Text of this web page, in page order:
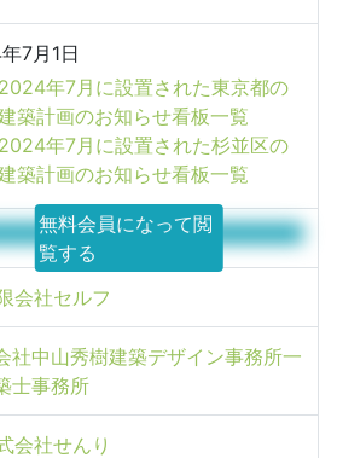
7月1日
2024年7月に設置された東京都の
築計画のお知らせ看板一覧
2024年7月に設置された杉並区の
築計画のお知らせ看板一覧
100%
無料会員になって閲
覧する
会社セルフ
社中山秀樹建築デザイン事務所一
士事務所
会社せんり